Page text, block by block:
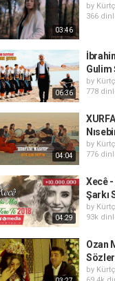
03:46
by
366
06:36
Gulim
by
778
04:04
by
776
04:29
Xecê
Şarkı
by
93k
Ozan
by